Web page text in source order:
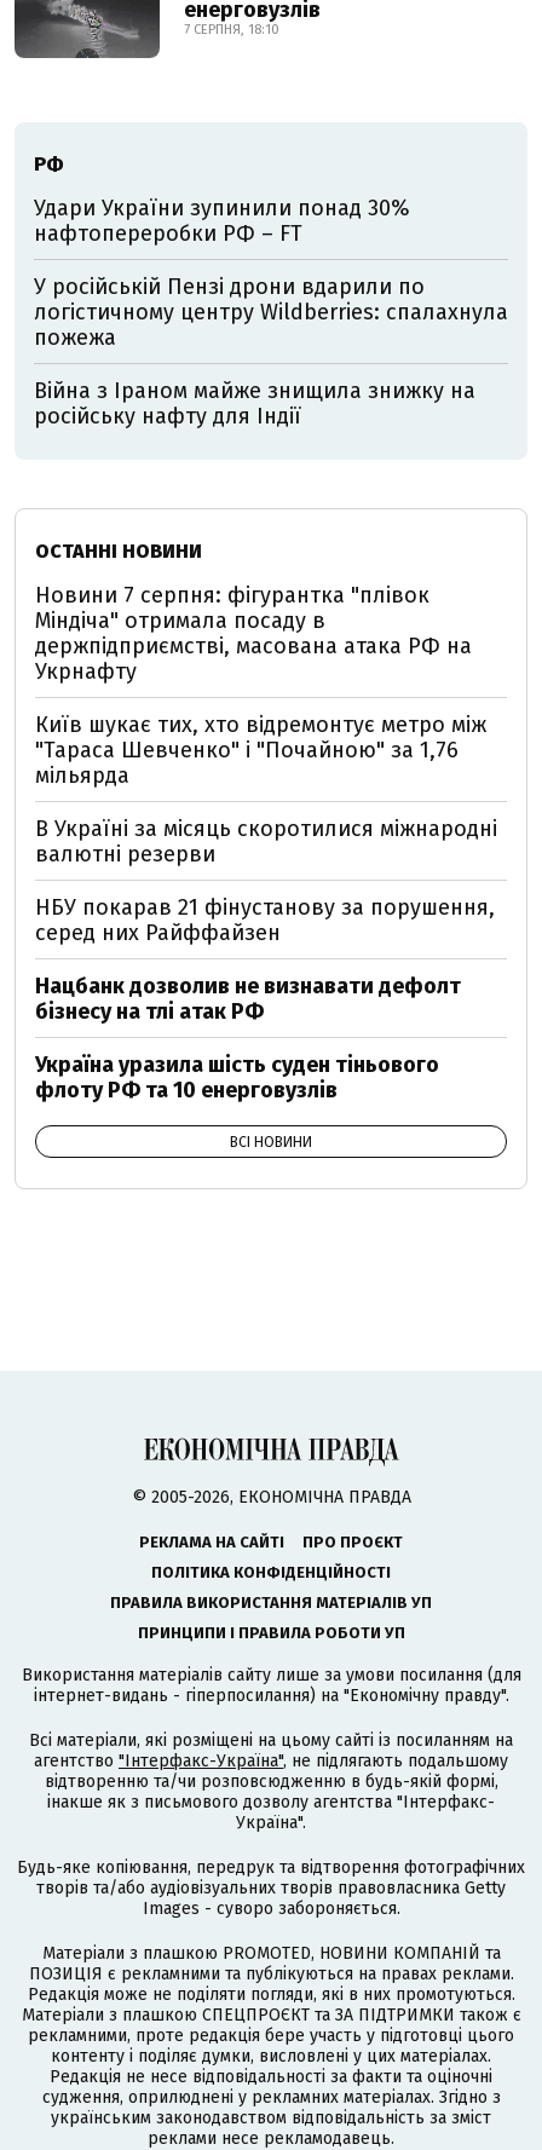
енерговузлів
7 СЕРПНЯ, 18:10
РФ
Удари України зупинили понад 30%
нафтопереробки РФ – FT
У російській Пензі дрони вдарили по
логістичному центру Wildberries: спалахнула
пожежа
Війна з Іраном майже знищила знижку на
російську нафту для Індії
ОСТАННІ НОВИНИ
Новини 7 серпня: фігурантка "плівок
Міндіча" отримала посаду в
держпідприємстві, масована атака РФ на
Укрнафту
Київ шукає тих, хто відремонтує метро між
"Тараса Шевченко" і "Почайною" за 1,76
мільярда
В Україні за місяць скоротилися міжнародні
валютні резерви
НБУ покарав 21 фінустанову за порушення,
серед них Райффайзен
Нацбанк дозволив не визнавати дефолт
бізнесу на тлі атак РФ
Україна уразила шість суден тіньового
флоту РФ та 10 енерговузлів
ВСІ НОВИНИ
© 2005-2026, ЕКОНОМІЧНА ПРАВДА
РЕКЛАМА НА САЙТІ
ПРО ПРОЄКТ
ПОЛІТИКА КОНФІДЕНЦІЙНОСТІ
ПРАВИЛА ВИКОРИСТАННЯ МАТЕРІАЛІВ УП
ПРИНЦИПИ І ПРАВИЛА РОБОТИ УП
Використання матеріалів сайту лише за умови посилання (для
інтернет-видань - гіперпосилання) на "Економічну правду".
Всі матеріали, які розміщені на цьому сайті із посиланням на
агентство "Інтерфакс-Україна", не підлягають подальшому
відтворенню та/чи розповсюдженню в будь-якій формі,
інакше як з письмового дозволу агентства "Інтерфакс-
Україна".
Будь-яке копіювання, передрук та відтворення фотографічних
творів та/або аудіовізуальних творів правовласника Getty
Images - суворо забороняється.
Матеріали з плашкою PROMOTED, НОВИНИ КОМПАНІЙ та
ПОЗИЦІЯ є рекламними та публікуються на правах реклами.
Редакція може не поділяти погляди, які в них промотуються.
Матеріали з плашкою СПЕЦПРОЄКТ та ЗА ПІДТРИМКИ також є
рекламними, проте редакція бере участь у підготовці цього
контенту і поділяє думки, висловлені у цих матеріалах.
Редакція не несе відповідальності за факти та оціночні
судження, оприлюднені у рекламних матеріалах. Згідно з
українським законодавством відповідальність за зміст
реклами несе рекламодавець.